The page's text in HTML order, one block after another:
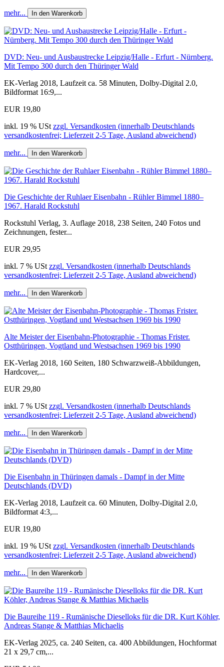
mehr... In den Warenkorb
DVD: Neu- und Ausbaustrecke Leipzig/Halle - Erfurt - Nürnberg.
Mit Tempo 300 durch den Thüringer Wald
EK-Verlag 2018, Laufzeit ca. 58 Minuten, Dolby-Digital 2.0,
Bildformat 16:9,...
EUR 19,80
inkl. 19 % USt zzgl. Versandkosten (innerhalb Deutschlands
versandkostenfrei; Lieferzeit 2-5 Tage, Ausland abweichend)
mehr... In den Warenkorb
Die Geschichte der Ruhlaer Eisenbahn - Rühler Bimmel 1880–
1967. Harald Rockstuhl
Rockstuhl Verlag, 3. Auflage 2018, 238 Seiten, 240 Fotos und
Zeichnungen, fester...
EUR 29,95
inkl. 7 % USt zzgl. Versandkosten (innerhalb Deutschlands
versandkostenfrei; Lieferzeit 2-5 Tage, Ausland abweichend)
mehr... In den Warenkorb
Alte Meister der Eisenbahn-Photographie - Thomas Frister.
Ostthüringen, Vogtland und Westsachsen 1969 bis 1990
EK-Verlag 2018, 160 Seiten, 180 Schwarzweiß-Abbildungen,
Hardcover,...
EUR 29,80
inkl. 7 % USt zzgl. Versandkosten (innerhalb Deutschlands
versandkostenfrei; Lieferzeit 2-5 Tage, Ausland abweichend)
mehr... In den Warenkorb
Die Eisenbahn in Thüringen damals - Dampf in der Mitte
Deutschlands (DVD)
EK-Verlag 2018, Laufzeit ca. 60 Minuten, Dolby-Digital 2.0,
Bildformat 4:3,...
EUR 19,80
inkl. 19 % USt zzgl. Versandkosten (innerhalb Deutschlands
versandkostenfrei; Lieferzeit 2-5 Tage, Ausland abweichend)
mehr... In den Warenkorb
Die Baureihe 119 - Rumänische Dieselloks für die DR. Kurt Köhler,
Andreas Stange & Matthias Michaelis
EK-Verlag 2025, ca. 240 Seiten, ca. 400 Abbildungen, Hochformat
21 x 29,7 cm,...